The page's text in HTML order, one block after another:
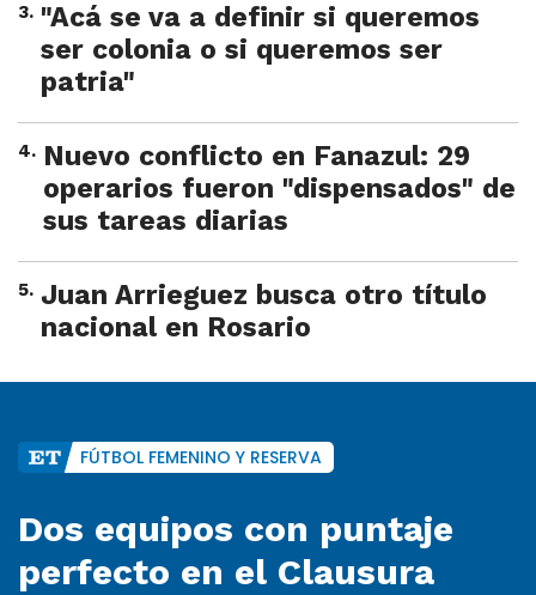
3. "Acá se va a definir si queremos
ser colonia o si queremos ser
patria"
4. Nuevo conflicto en Fanazul: 29
operarios fueron "dispensados" de
sus tareas diarias
5. Juan Arrieguez busca otro título
nacional en Rosario
FÚTBOL FEMENINO Y RESERVA
Dos equipos con puntaje
perfecto en el Clausura